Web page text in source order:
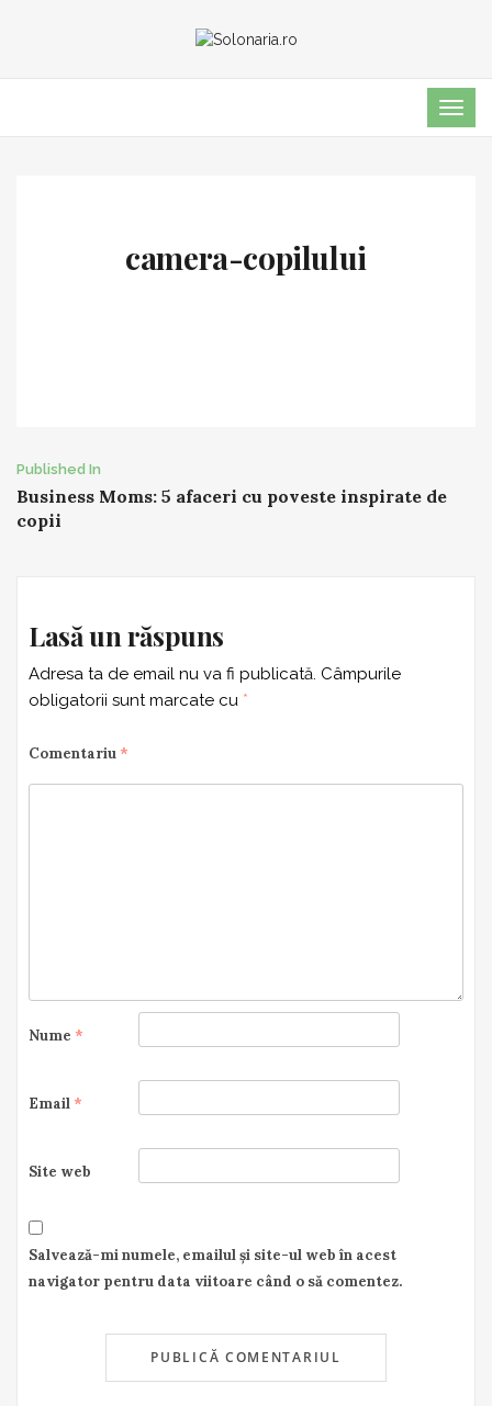
camera-copilului
Post
navigation
Published In
Business Moms: 5 afaceri cu poveste inspirate de
copii
Lasă un răspuns
Adresa ta de email nu va fi publicată. Câmpurile
obligatorii sunt marcate cu *
Comentariu *
Nume *
Email *
Site web
Salvează-mi numele, emailul și site-ul web în acest
navigator pentru data viitoare când o să comentez.